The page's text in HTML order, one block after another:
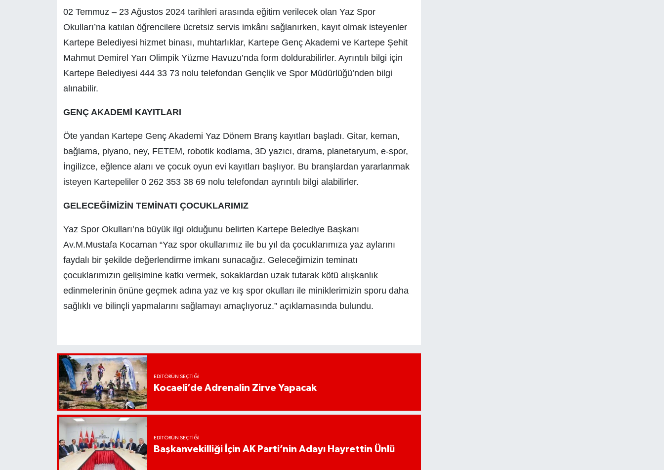
02 Temmuz – 23 Ağustos 2024 tarihleri arasında eğitim verilecek olan Yaz Spor
Okulları’na katılan öğrencilere ücretsiz servis imkânı sağlanırken, kayıt olmak isteyenler
Kartepe Belediyesi hizmet binası, muhtarlıklar, Kartepe Genç Akademi ve Kartepe Şehit
Mahmut Demirel Yarı Olimpik Yüzme Havuzu’nda form doldurabilirler. Ayrıntılı bilgi için
Kartepe Belediyesi 444 33 73 nolu telefondan Gençlik ve Spor Müdürlüğü’nden bilgi
alınabilir.
GENÇ AKADEMİ KAYITLARI
Öte yandan Kartepe Genç Akademi Yaz Dönem Branş kayıtları başladı. Gitar, keman,
bağlama, piyano, ney, FETEM, robotik kodlama, 3D yazıcı, drama, planetaryum, e-spor,
İngilizce, eğlence alanı ve çocuk oyun evi kayıtları başlıyor. Bu branşlardan yararlanmak
isteyen Kartepeliler 0 262 353 38 69 nolu telefondan ayrıntılı bilgi alabilirler.
GELECEĞİMİZİN TEMİNATI ÇOCUKLARIMIZ
Yaz Spor Okulları’na büyük ilgi olduğunu belirten Kartepe Belediye Başkanı
Av.M.Mustafa Kocaman “Yaz spor okullarımız ile bu yıl da çocuklarımıza yaz aylarını
faydalı bir şekilde değerlendirme imkanı sunacağız. Geleceğimizin teminatı
çocuklarımızın gelişimine katkı vermek, sokaklardan uzak tutarak kötü alışkanlık
edinmelerinin önüne geçmek adına yaz ve kış spor okulları ile miniklerimizin sporu daha
sağlıklı ve bilinçli yapmalarını sağlamayı amaçlıyoruz.” açıklamasında bulundu.
EDITÖRÜN SEÇTIĞI
Kocaeli’de Adrenalin Zirve Yapacak
EDITÖRÜN SEÇTIĞI
Başkanvekilliği İçin AK Parti’nin Adayı Hayrettin Ünlü